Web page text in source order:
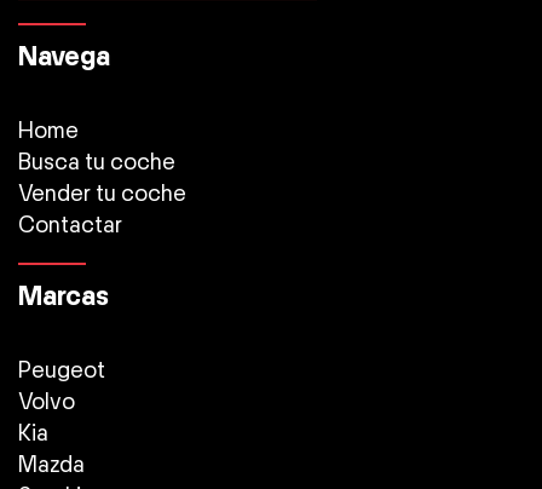
Navega
Home
Busca tu coche
Vender tu coche
Contactar
Marcas
Peugeot
Volvo
Kia
Mazda